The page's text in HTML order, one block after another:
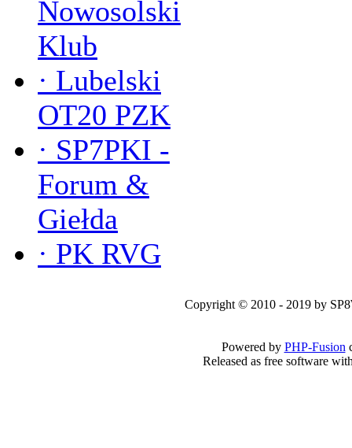
Nowosolski
Klub
· Lubelski
OT20 PZK
· SP7PKI -
Forum &
Giełda
· PK RVG
Copyright © 2010 - 2019 by
Powered by PHP-Fusion
Released as free software